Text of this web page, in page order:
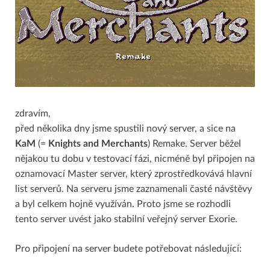
zdravím,
před několika dny jsme spustili nový server, a sice na
KaM (= Knights and Merchants) Remake. Server běžel
nějakou tu dobu v testovací fázi, nicméně byl připojen na
oznamovací Master server, který zprostředkovává hlavní
list serverů. Na serveru jsme zaznamenali časté návštěvy
a byl celkem hojně využíván. Proto jsme se rozhodli
tento server uvést jako stabilní veřejný server Exorie.
Pro připojení na server budete potřebovat následující: